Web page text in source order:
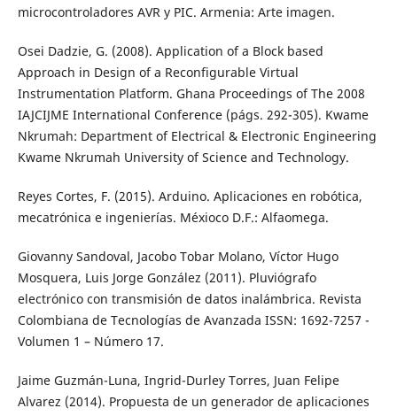
microcontroladores AVR y PIC. Armenia: Arte imagen.
Osei Dadzie, G. (2008). Application of a Block based
Approach in Design of a Reconfigurable Virtual
Instrumentation Platform. Ghana Proceedings of The 2008
IAJCIJME International Conference (págs. 292-305). Kwame
Nkrumah: Department of Electrical & Electronic Engineering
Kwame Nkrumah University of Science and Technology.
Reyes Cortes, F. (2015). Arduino. Aplicaciones en robótica,
mecatrónica e ingenierías. Méxioco D.F.: Alfaomega.
Giovanny Sandoval, Jacobo Tobar Molano, Víctor Hugo
Mosquera, Luis Jorge González (2011). Pluviógrafo
electrónico con transmisión de datos inalámbrica. Revista
Colombiana de Tecnologías de Avanzada ISSN: 1692-7257 -
Volumen 1 – Número 17.
Jaime Guzmán-Luna, Ingrid-Durley Torres, Juan Felipe
Alvarez (2014). Propuesta de un generador de aplicaciones